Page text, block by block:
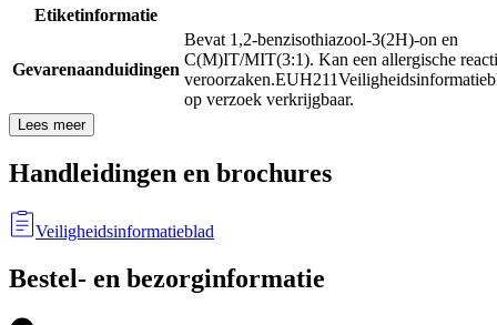
Etiketinformatie
Gevarenaanduidingen
Bevat 1,2-benzisothiazool-3(2H)-on en
C(M)IT/MIT(3:1). Kan een allergische
veroorzaken.EUH211
op verzoek verkrijgbaar.
Lees meer
Handleidingen en brochures
Veiligheidsinformatieblad
Bestel- en bezorginformatie